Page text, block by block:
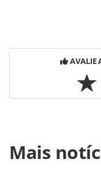
AVALIE
https://
turismo/destinos/
Mais